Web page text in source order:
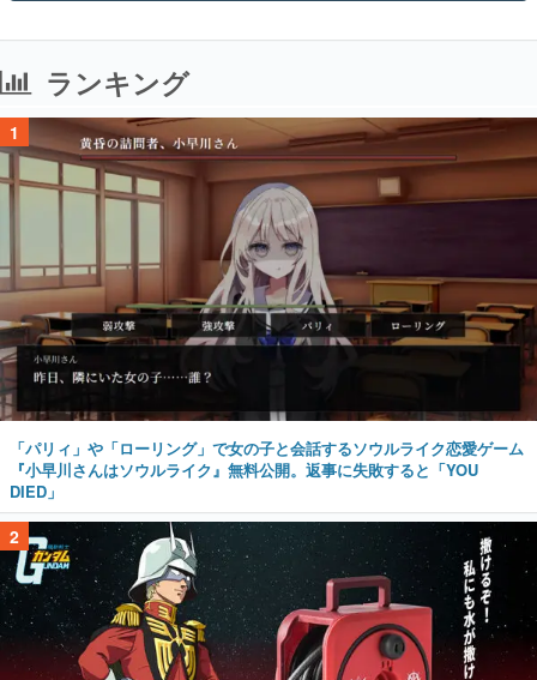
ランキング
1
「パリィ」や「ローリング」で女の子と会話するソウルライク恋愛ゲーム
『小早川さんはソウルライク』無料公開。返事に失敗すると「YOU
DIED」
2